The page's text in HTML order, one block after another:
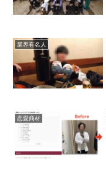
業界有名人
恋愛商材